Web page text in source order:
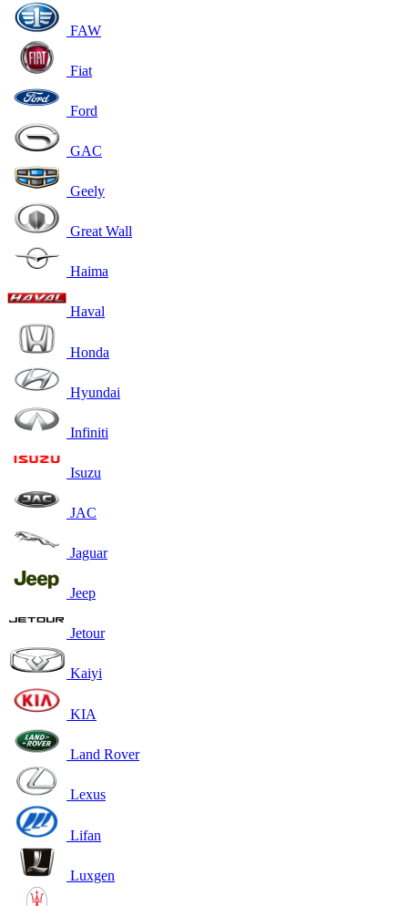
FAW
Fiat
Ford
GAC
Geely
Great Wall
Haima
Haval
Honda
Hyundai
Infiniti
Isuzu
JAC
Jaguar
Jeep
Jetour
Kaiyi
KIA
Land Rover
Lexus
Lifan
Luxgen